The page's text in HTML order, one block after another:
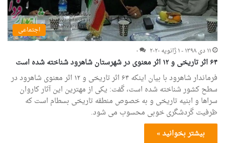
اجتماعی
۱۱ دی ۱۳۹۸ - ۱ ژانویه ۲۰۲۰
۰
۶۴ اثر تاریخی و ۱۲ اثر معنوی در شهرستان شاهرود شناخته شده است
فرماندار شاهرود با بیان اینکه ۶۴ اثر تاریخی و ۱۲ اثر معنوی شاهرود در
سطح کشور شناخته شده است، گفت: یکی از مهترین این آثار کاروان
سراها و ابنیه تاریخی و به خصوص منطقه تاریخی بسطام است که
ظرفیت گردشگری خوبی محسوب می شود.
بیشتر بخوانید »